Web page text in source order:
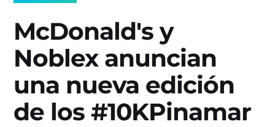
McDonald's y
Noblex anuncian
una nueva edición
de los #10KPinamar